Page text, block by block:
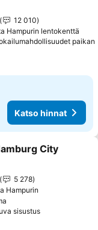
12 010
Hampurin lentokenttä
paikan
Katso hinnat
City
5 278
Hampurin
sisustusKatso hinnat